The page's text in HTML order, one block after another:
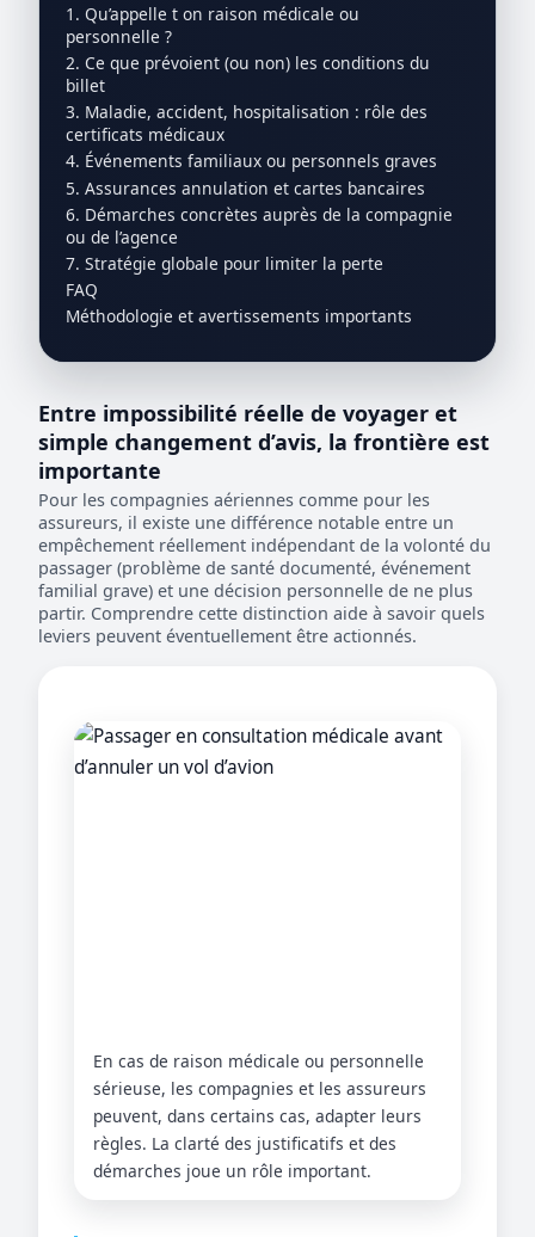
1. Qu’appelle t on raison médicale ou
personnelle ?
2. Ce que prévoient (ou non) les conditions du
billet
3. Maladie, accident, hospitalisation : rôle des
certificats médicaux
4. Événements familiaux ou personnels graves
5. Assurances annulation et cartes bancaires
6. Démarches concrètes auprès de la compagnie
ou de l’agence
7. Stratégie globale pour limiter la perte
FAQ
Méthodologie et avertissements importants
Entre impossibilité réelle de voyager et
simple changement d’avis, la frontière est
importante
Pour les compagnies aériennes comme pour les
assureurs, il existe une différence notable entre un
empêchement réellement indépendant de la volonté du
passager (problème de santé documenté, événement
familial grave) et une décision personnelle de ne plus
partir. Comprendre cette distinction aide à savoir quels
leviers peuvent éventuellement être actionnés.
En cas de raison médicale ou personnelle
sérieuse, les compagnies et les assureurs
peuvent, dans certains cas, adapter leurs
règles. La clarté des justificatifs et des
démarches joue un rôle important.